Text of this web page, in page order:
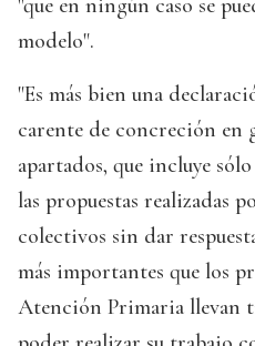
"que en ningún caso se
modelo".
"Es más bien una
carente de concreción en
apartados, que incluye
las propuestas realizadas
colectivos sin dar
más importantes que los
Atención Primaria llevan